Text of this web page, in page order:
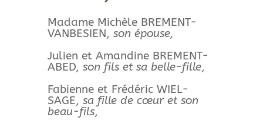
Madame Michèle BREMENT-
VANBESIEN, son épouse,
Julien et Amandine BREMENT-
ABED, son fils et sa belle-fille,
Fabienne et Frédéric WIEL-
SAGE, sa fille de cœur et son
beau-fils,